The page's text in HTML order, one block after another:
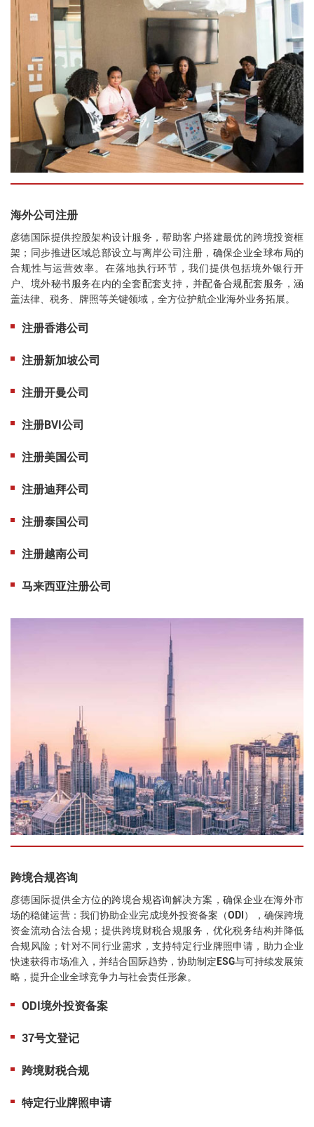
海外公司注册
彦德国际提供控股架构设计服务，帮助客户搭建最优的跨境投资框
架；同步推进区域总部设立与离岸公司注册，确保企业全球布局的
合规性与运营效率。在落地执行环节，我们提供包括境外银行开
户、境外秘书服务在内的全套配套支持，并配备合规配套服务，涵
盖法律、税务、牌照等关键领域，全方位护航企业海外业务拓展。
注册香港公司
注册新加坡公司
注册开曼公司
注册BVI公司
注册美国公司
注册迪拜公司
注册泰国公司
注册越南公司
马来西亚注册公司
跨境合规咨询
彦德国际提供全方位的跨境合规咨询解决方案，确保企业在海外市
场的稳健运营：我们协助企业完成境外投资备案（ODI），确保跨境
资金流动合法合规；提供跨境财税合规服务，优化税务结构并降低
合规风险；针对不同行业需求，支持特定行业牌照申请，助力企业
快速获得市场准入 ， 并结合国际趋势，协助制定 ESG与可持续发展策
略，提升企业全球竞争力与社会责任形象。
ODI境外投资备案
37号文登记
跨境财税合规
特定行业牌照申请